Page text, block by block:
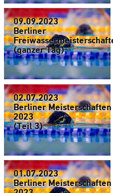
09.09.2023
Berliner
(ganzer Tag)
02.07.2023
Berliner Meisterschaften
2023
(Teil 3)
01.07.2023
Berliner Meisterschaften